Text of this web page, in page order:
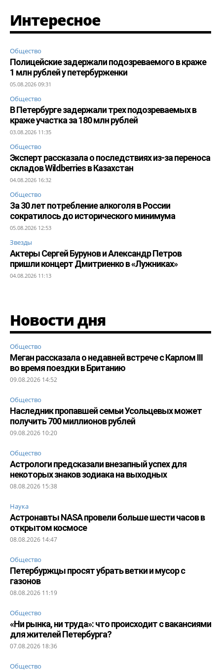
Интересное
Общество
Полицейские задержали подозреваемого в краже
1 млн рублей у петербурженки
05.08.2026 09:31
Общество
В Петербурге задержали трех подозреваемых в
краже участка за 180 млн рублей
03.08.2026 11:35
Общество
Эксперт рассказала о последствиях из-за переноса
складов Wildberries в Казахстан
04.08.2026 16:32
Общество
За 30 лет потребление алкоголя в России
сократилось до исторического минимума
05.08.2026 12:53
Звезды
Актеры Сергей Бурунов и Александр Петров
пришли концерт Дмитриенко в «Лужниках»
04.08.2026 11:13
Новости дня
Общество
Меган рассказала о недавней встрече с Карлом III
во время поездки в Британию
09.08.2026 14:52
Общество
Наследник пропавшей семьи Усольцевых может
получить 700 миллионов рублей
09.08.2026 10:20
Общество
Астрологи предсказали внезапный успех для
некоторых знаков зодиака на выходных
08.08.2026 15:38
Наука
Астронавты NASA провели больше шести часов в
открытом космосе
08.08.2026 14:47
Общество
Петербуржцы просят убрать ветки и мусор с
газонов
08.08.2026 11:19
Общество
«Ни рынка, ни труда»: что происходит с вакансиями
для жителей Петербурга?
07.08.2026 18:36
Общество